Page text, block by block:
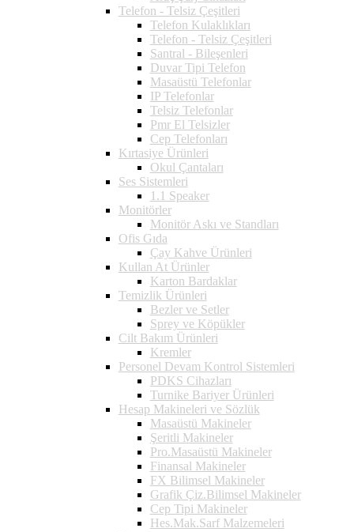
Telefon - Telsiz Çeşitleri
Telefon Kulaklıkları
Telefon - Telsiz Çeşitleri
Santral - Bileşenleri
Duvar Tipi Telefon
Masaüstü Telefonlar
IP Telefonlar
Telsiz Telefonlar
Pmr El Telsizler
Cep Telefonları
Kırtasiye Ürünleri
Okul Çantaları
Ses Sistemleri
1.1 Speaker
Monitörler
Monitör Askı ve Standları
Ofis Gıda
Çay Kahve Ürünleri
Kullan At Ürünler
Karton Bardaklar
Temizlik Ürünleri
Bezler ve Setler
Sprey ve Köpükler
Cilt Bakım Ürünleri
Kremler
Personel Devam Kontrol Sistemleri
PDKS Cihazları
Turnike Bariyer Ürünleri
Hesap Makineleri ve Sözlük
Masaüstü Makineler
Şeritli Makineler
Pro.Masaüstü Makineler
Finansal Makineler
FX Bilimsel Makineler
Grafik Çiz.Bilimsel Makineler
Cep Tipi Makineler
Hes.Mak.Sarf Malzemeleri